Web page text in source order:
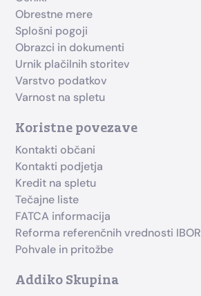
Obrestne mere
Splošni pogoji
Obrazci in dokumenti
Urnik plačilnih storitev
Varstvo podatkov
Varnost na spletu
Koristne povezave
Kontakti občani
Kontakti podjetja
Kredit na spletu
Tečajne liste
FATCA informacija
Reforma referenčnih vrednosti IBOR
Pohvale in pritožbe
Addiko Skupina